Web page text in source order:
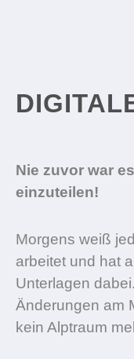
Nie zuvor war
einzuteilen!
Morgens weiß
arbeitet und hat
Unterlagen dabei.
Änderungen am
kein Alptraum